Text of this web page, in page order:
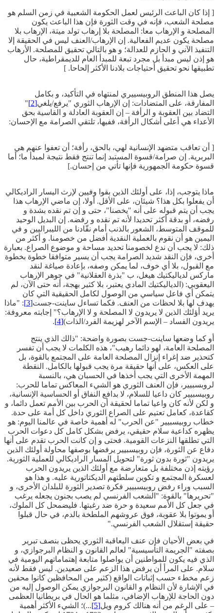
[ إذا كان الباعث الرئيس لعمل الحكومة الشعبية في زمن السلم هو
مصلحة الشعب، فإنه في وقت الثورة فإن هذا الباعث يكون
المصلحة و الإرهاب معا: المصلحة بلا إرهاب تولد ميتة، الإرهاب بلا
مصلحة يكون عديم الفعالية. إن الإرهاب/العنف ليس في الحقيقة إلا
التنفيذ الآني و الحازم للعدالة؛ و هو بالتالي تحقيق للمصلحة. الأرهاب
هو إذن ليس مبدأ بل مجرد تبعة للمبدأ العام للديمقراطية، حال
تطبيقها نحو تحقيق أحتياجات بلادنا الأكثر إلحاحا. ]
يصل هذا المنطق الروبيسييري لمنتهاه في التأكيد، و بكامل
المفارقة، على المتضادات: إن الإرهاب الثوري "يرفع/يلغي[2]
"
التضاد بين العقوبة و الرأفة – إن العقوبة العادلة و القاسية بحق
الأعداء هي أعلى أشكال الرأفة، ففيها، تلتقي الصرامة مع الإحسان:
[ أن تعاقب متضهد الإنسانية لهي، بالحق، رأفة؛ أن تعفوا عنهم هي
البربرية. إن صرامة/قسوة المستبد إنما تنتج فقط نتيجة لمبدأ ما؛ أما
قسوة حكومة الجمهورية فإنها تأتي من إحسان.]
ماذا يتوجب، إذا، على أولئك الذين بقوا وفيين لإرث اليسار الراديكالي
أن يفعلوا بكل هذا؟ شيئان، على الأقل. أولا، إن ماضي الإرهاب هذا
يجب أن يتم قبوله على أنه "يخصنا"، حتى و إن تم نقده بشدة و
رفضه، أو بدقة أكثر تحديدا لأنه تم نقده و رفضه. إن البديل الوحيد
للموقف المتوسط، الشعور بالذنب أمام نقّادنا من الليبراليين و في
اليمين هو أن نقوم بالعملية النقدية أفضل من خصومنا. و أكثر من
ذلك: لا يجب أن ندع لخصومنا تحديد مساحة و موضوع الصراع. بعبارة
أخرى، فإن النقد شديد الصرامة يجب أن يسير متوافقا خطوة بخطوة
مع القبول، بلا أي خوف، لما يمكن وصفه، بإعادة صياغة لنقد
ماركس لدياليكتيك هيغل، ب "بذرة العقلانية" في جوهر الإرهاب
اليعقوبي: (الدياليكتيك المادي يعتبر، بلا كثير بهجة، أنه حتى الآن، لم
يتمكن أي فاعل سياسي من الوصول لكامل الحقيقية التي كان
يهدف لها بلا لحظات من العنف. فكما تساءل ساينت-جست[3]
: "ماذا
يريد أؤلئك الذين لا يريدون لا المصلحة و لا الإرهاب؟" إجابته معروفة:
يريدون الفساد – الإسم الآخر لهزيمة الفرد/الذات)[4]
.
أو كما وضعها ساينت-جست بصورة واضحة: "ذالك الذي ينتج
المصلحة العامة، لهو دائما رهيب"، هذه الكلمات لا يجب أن تفسر
كتحذير ضد إغراء إنزال المصلحة العامة على المجتمع بالقوة، بل
على العكس، على أنها حقيقة مرة يجب قبولها بالكامل. النقطة
المهمة الأخرى التي يجب أخذها في الحسبان هي، بالنسبة
لروبسبيير، فإن العنف الثوري هو الشيء المعاكس تماما للحرب:
روبيسبيير كان داعيا للسلام، لا بدافع النفاق أو الحساسية الإنسانية،
و لكن لأنه كان واعيا تماما لحقيقة أن الحرب بين الأمم تعمل دائما، و
كقاعدة، كعامل تعتيم على الصراع الثوري داخل كل أمة على حدة.
خطاب روبيسبيير "عن الحرب" له أهمية خاصة في عالمنا اليوم: هو
يظهره كداعية سلام حقيقي، يرفض بشكل كامل كل دعوات الحرب
التي تطلقها النزعات القومية. فحتى و إن كانت الحرب تقدم على أنها
دفاع عن الثورة، فإن روبيسبيير يرفضها بوصفها محاولة أولئك الذين
يريدون "ثورة بدون ثورة" لتحويل المسار الراديكالي للعملية الثورية.
رؤيته إذن مختلفة بل متعارضة مع أولئك الذين يريدون الحرب
لعسكرة المجتمع و تكوين سلطتهم الديكتاتورية عليه. و هذا هو
السبب وراء رفض روبيسبيير فكرة تصدير الثورة للبلدان الأخرى، و
"تحريرها" بالقوة: "الشعب الفرنسي لم يصب بجنون يجعله يرغب
في جعل كل الأمم سعيدة و حرة ضد رغبتها. فليضمحل كل الملوك،
أو يموتوا بلا عقوبة، فوق عروشهم الملطخة بالدم، في حال قبلوا
حقيقة إستقلال الشعب الفرنسي."
في بعض الأحيان فإن عنف اليعاقبة الثوري يحظى بنصف تبرير
بصفته "الجريمة التأسيسية" لعالم القانون و النظام البرجوازي، و
الذي فيه يكون للمواطنين أن يواصلوا متابعة إهتماماتهم اليومية في
سلام. على المرأ أن يرفض هذا الزعم على صعيدين. ليس فقط لأنه
زعم مخطء حسب إثباتات الواقع (كثير من المحافظين كانوا محقين
في الإشارة لأن النظام و القانون البرجوازي يمكن الوصول إليه من
دون الحاجة للإرهاب الإضافي، مثلما هو الحال في بريطانيا العظمى
– على الرغم من أنه هنالك كروم ويل[5]
...)؛ الشيء الأكثر أهمية